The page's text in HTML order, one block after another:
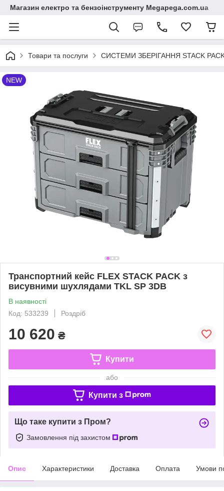
Магазин електро та бензоінструменту Megapega.com.ua
Товари та послуги СИСТЕМИ ЗБЕРІГАННЯ STACK
NEW
Транспортний кейс FLEX STACK PACK з
висувними шухлядами TKL SP 3DB
В наявності
Код: 533239
Роздріб
10 620 ₴
Купити
або
Купити з
Що таке купити з Пром?
Замовлення під захистом
Опис Характеристики Доставка Оплата Умови